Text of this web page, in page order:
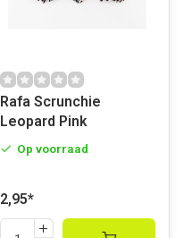
Rafa Scrunchie
Leopard Pink
Op voorraad
2,95*